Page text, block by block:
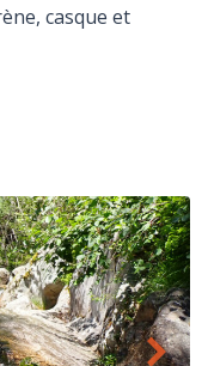
casque et